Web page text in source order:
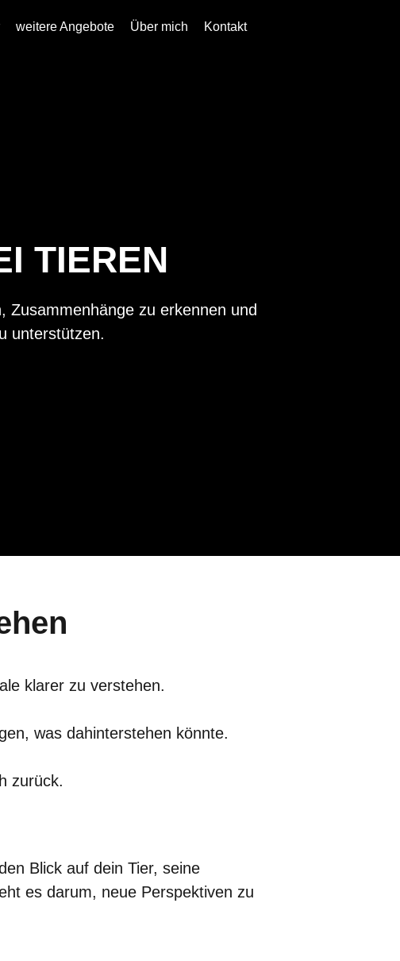
weitere Angebote Über mich Kontakt
TIEREN
Zusammenhänge zu erkennen und
unterstützen.
klarer zu verstehen.
was dahinterstehen könnte.
zurück.
Blick auf dein Tier, seine
es darum, neue Perspektiven zu